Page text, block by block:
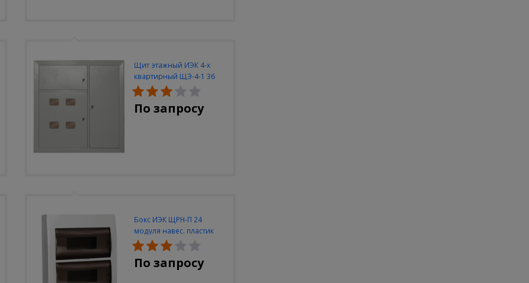
Щит этажный ИЭК 4-х
квартирный ЩЭ-4-1 36
УХЛ3 (уст. разм.
950х900х140)
По запросу
Бокс ИЭК ЩРН-П 24
модуля навес. пластик
IP40
По запросу